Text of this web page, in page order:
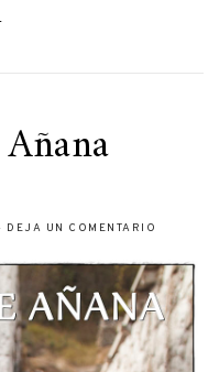
DEJA UN COMENTARIO